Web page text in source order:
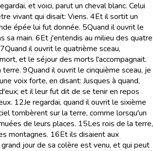
et voici, parut un cheval blanc. Celui
vivant qui disait: Viens. 4Et il sortit un
épée lui fut donnée. 5Quand il ouvrit le
sa main. 6Et j'entendis au milieu des quatre
7Quand il ouvrit le quatrième sceau,
et le séjour des morts l'accompagnait.
terre. 9Quand il ouvrit le cinquième sceau, je
voix forte, en disant: Jusques à quand,
et il leur fut dit de se tenir en repos
12Je regardai, quand il ouvrit le sixième
tombèrent sur la terre, comme lorsqu'un
de leurs places. 15Les rois de la terre,
montagnes. 16Et ils disaient aux
jour de sa colère est venu, et qui peut